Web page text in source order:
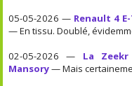
05-05-2026 — Renault 4
— En tissu. Doublé,
02-05-2026 — La
Mansory— Mais